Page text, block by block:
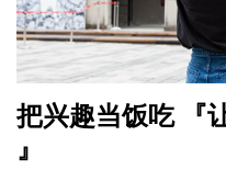
把兴趣当饭吃 『
』